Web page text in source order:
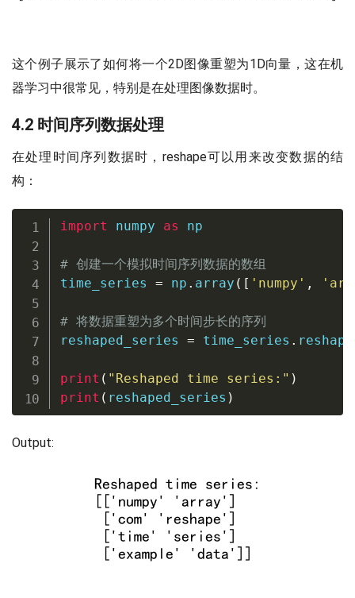
这个例子展示了如何将一个2D图像重塑为1D向量，这在机
器学习中很常见，特别是在处理图像数据时。
4.2 时间序列数据处理
在处理时间序列数据时，reshape可以用来改变数据的结
构：
import numpy as np
# 创建一个模拟时间序列数据的数组
time_series = np . array ( [ 'numpy' ,
# 将数据重塑为多个时间步长的序列
reshaped_series = time_series . reshape
print ( "Reshaped time series:" )
print ( reshaped_series )
Output: